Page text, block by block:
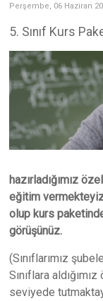
Perşembe, 06 Haziran
5. Sınıf Kurs
hazırladığımız
eğitim
olup kurs
görüşünüz.
(Sınıflarımız
Sınıflara
seviyede